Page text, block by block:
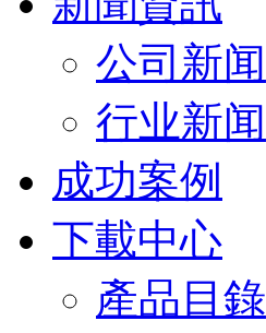
公司新闻
行业新闻
成功案例
下載中心
產品目錄